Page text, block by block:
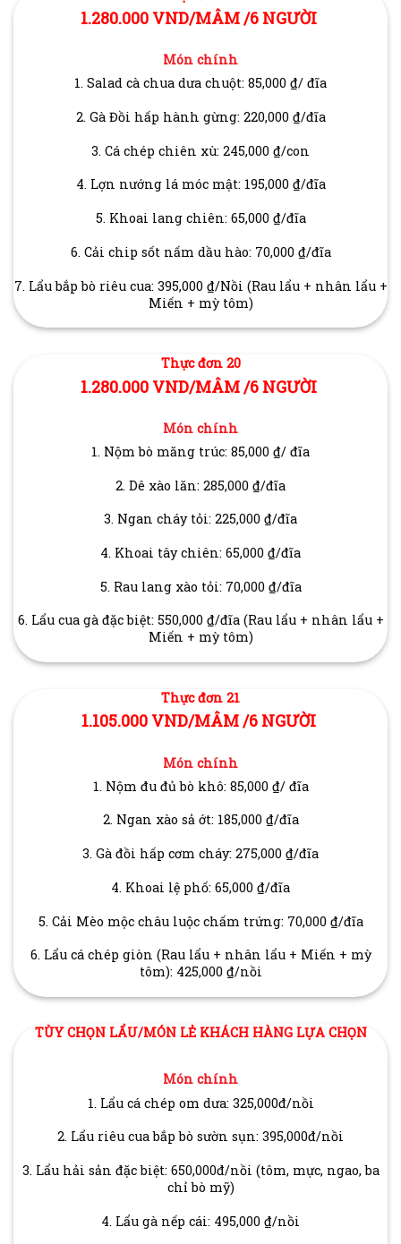
1.280.000 VND/MÂM /6 NGƯỜI
Món chính
1. Salad cà chua dưa chuột: 85,000 ₫/ đĩa
2. Gà Đồi hấp hành gừng: 220,000 ₫/đĩa
3. Cá chép chiên xù: 245,000 ₫/con
4. Lợn nướng lá móc mật: 195,000 ₫/đĩa
5. Khoai lang chiên: 65,000 ₫/đĩa
6. Cải chip sốt nấm dầu hào: 70,000 ₫/đĩa
7. Lẩu bắp bò riêu cua: 395,000 ₫/Nồi (Rau lẩu + nhân lẩu +
Miến + mỳ tôm)
Thực đơn 20
1.280.000 VND/MÂM /6 NGƯỜI
Món chính
1. Nộm bò măng trúc: 85,000 ₫/ đĩa
2. Dê xào lăn: 285,000 ₫/đĩa
3. Ngan cháy tỏi: 225,000 ₫/đĩa
4. Khoai tây chiên: 65,000 ₫/đĩa
5. Rau lang xào tỏi: 70,000 ₫/đĩa
6. Lẩu cua gà đặc biệt: 550,000 ₫/đĩa (Rau lẩu + nhân lẩu +
Miến + mỳ tôm)
Thực đơn 21
1.105.000 VND/MÂM /6 NGƯỜI
Món chính
1. Nộm đu đủ bò khô: 85,000 ₫/ đĩa
2. Ngan xào sả ớt: 185,000 ₫/đĩa
3. Gà đồi hấp cơm cháy: 275,000 ₫/đĩa
4. Khoai lệ phố: 65,000 ₫/đĩa
5. Cải Mèo mộc châu luộc chấm trứng: 70,000 ₫/đĩa
6. Lẩu cá chép giòn (Rau lẩu + nhân lẩu + Miến + mỳ
tôm): 425,000 ₫/nồi
TÙY CHỌN LẨU/MÓN LẺ KHÁCH HÀNG LỰA CHỌN
Món chính
1. Lẩu cá chép om dưa: 325,000đ/nồi
2. Lẩu riêu cua bắp bò sườn sụn: 395,000đ/nồi
3. Lẩu hải sản đặc biệt: 650,000đ/nồi (tôm, mực, ngao, ba
chỉ bò mỹ)
4. Lẩu gà nếp cái: 495,000 ₫/nồi